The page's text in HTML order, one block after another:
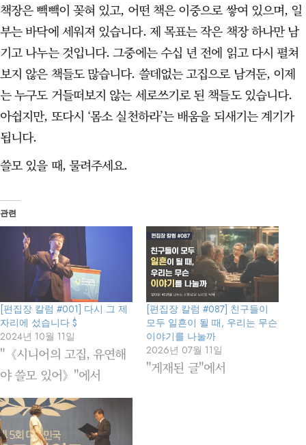
책장은 빽빽이 꽂혀 있고, 어떤 책은 이중으로 쌓여 있으며, 일
부는 바닥에 세워져 있습니다. 제 목표는 작은 책장 하나만 남
기고 나누는 것입니다. 그중에는 수십 년 전에 읽고 다시 펼쳐
보지 않은 책들도 많습니다. 쓸데없는 고집으로 남겨둔, 이제
는 누구도 거들떠보지 않는 세로쓰기로 된 책들도 있습니다.
아쉽지만, 또다시 ‘몸소 실천하라’는 배움을 되새기는 계기가
됩니다.
쓸모 있을 때, 물려주세요.
관련
[편집장 칼럼 #001] 다시 그 제
자리에 섰습니다 $
2024년 10월 11일
"《시니어의 고집, 유연해
야 쓸모 있어》"에서
[편집장 칼럼 #087] 친구들이
모두 일흔이 될 때, 우리는 무슨
이야기를 나눌까
2026년 07월 11일
"게재된 글"에서